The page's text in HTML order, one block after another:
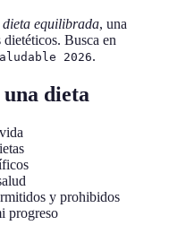
equilibrada, una
Busca en
2026.
dieta
y prohibidos
progreso